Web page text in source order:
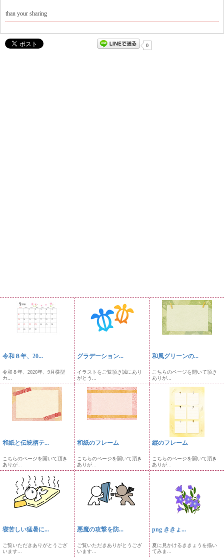
than your sharing
0
令和８年、20...
令和８年、2026年、9月横型
カ...
グラデーション...
イラストをご覧頂き誠にあり
がとう...
和風グリーンの...
こちらのページを開いて頂き
ありが...
和紙と伝統柄テ...
こちらのページを開いて頂き
ありが...
和紙のフレーム
こちらのページを開いて頂き
ありが...
縦のフレーム
こちらのページを開いて頂き
ありが...
寝苦しい猛暑に...
ご覧いただきありがとうござ
います...
悪魔の攻撃を防...
ご覧いただきありがとうござ
います...
png ききょ...
夏に見かけるききょうを描い
てみま...